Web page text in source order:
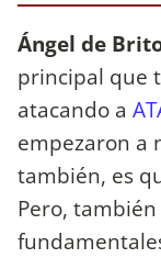
Ángel de
principal que
atacando a
empezaron a
también, es
Pero,